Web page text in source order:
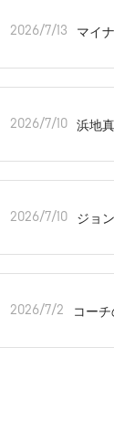
2026/7/13 マイ
2026/7/10 浜地
2026/7/10 ジョ
2026/7/2 コー